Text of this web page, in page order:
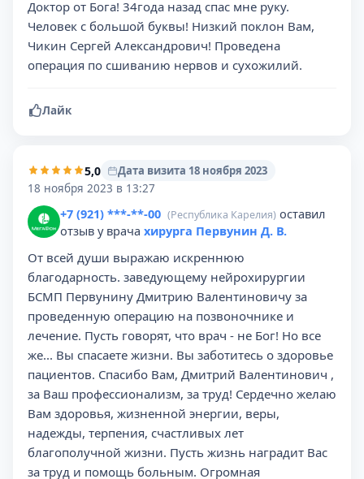
Доктор от Бога! 34года назад спас мне руку.
Человек с большой буквы! Низкий поклон Вам,
Чикин Сергей Александрович! Проведена
операция по сшиванию нервов и сухожилий.
Лайк
5,0
Дата визита 18 ноября 2023
18 ноября 2023 в 13:27
+7 (921) ***-**-00 (Республика Карелия) оставил
отзыв у врача хирурга Первунин Д. В.
От всей души выражаю искреннюю
благодарность. заведующему нейрохирургии
БСМП Первунину Дмитрию Валентиновичу за
проведенную операцию на позвоночнике и
лечение. Пусть говорят, что врач - не Бог! Но все
же... Вы спасаете жизни. Вы заботитесь о здоровье
пациентов. Спасибо Вам, Дмитрий Валентинович ,
за Ваш профессионализм, за труд! Сердечно желаю
Вам здоровья, жизненной энергии, веры,
надежды, терпения, счастливых лет
благополучной жизни. Пусть жизнь наградит Вас
за труд и помощь больным. Огромная